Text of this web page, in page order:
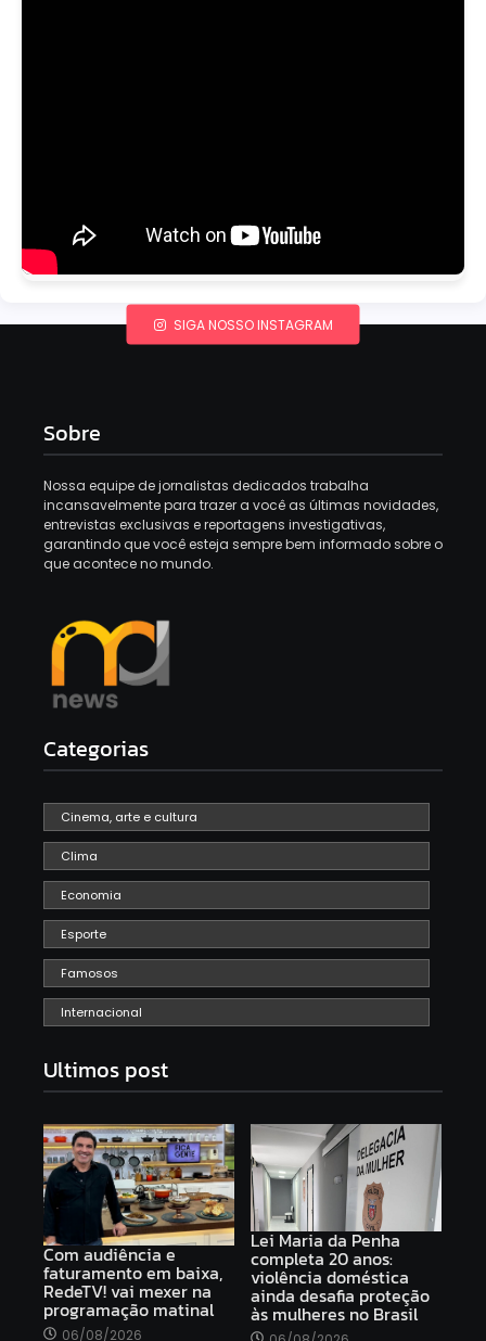
SIGA NOSSO INSTAGRAM
Sobre
Nossa equipe de jornalistas dedicados trabalha
incansavelmente para trazer a você as últimas novidades,
entrevistas exclusivas e reportagens investigativas,
garantindo que você esteja sempre bem informado sobre o
que acontece no mundo.
Categorias
Cinema, arte e cultura
Clima
Economia
Esporte
Famosos
Internacional
Ultimos post
Com audiência e
faturamento em baixa,
RedeTV! vai mexer na
programação matinal
06/08/2026
Lei Maria da Penha
completa 20 anos:
violência doméstica
ainda desafia proteção
às mulheres no Brasil